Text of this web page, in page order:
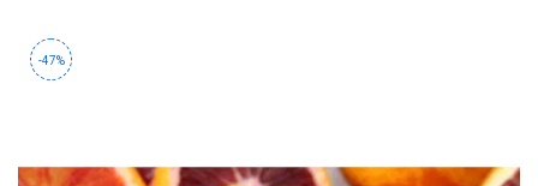
-47%